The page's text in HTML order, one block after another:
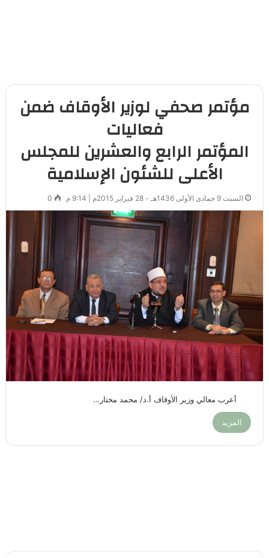
مؤتمر صحفي لوزير الأوقاف ضمن
فعاليات
المؤتمر الرابع والعشرين للمجلس
الأعلى للشئون الإسلامية
السبت 9 جمادى الأولى 1436هـ - 28 فبراير 2015م | 9:14 م 0
أعرب معالي وزير الأوقاف أ.د/ محمد مختار…
المزيد